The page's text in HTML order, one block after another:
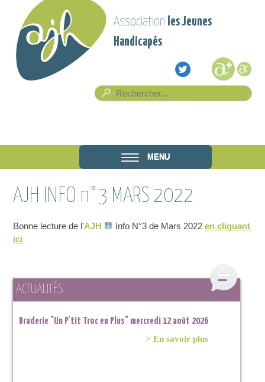
Aller au contenu principal
Association les Jeunes
Handicapés
Formulaire de recherche
Association
les Jeunes
Handicapés
MENU
AJH INFO n°3 MARS 2022
Bonne lecture de l'AJH Info N°3 de Mars 2022en cliquant
ici
ACTUALITÉS
Braderie "Un P'tit Troc en Plus" mercredi 12 août 2026
> En savoir plus